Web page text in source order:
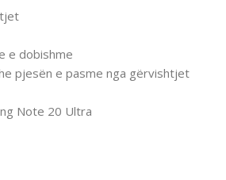
e dobishme
pjesën e pasme nga gërvishtjet
Note 20 Ultra